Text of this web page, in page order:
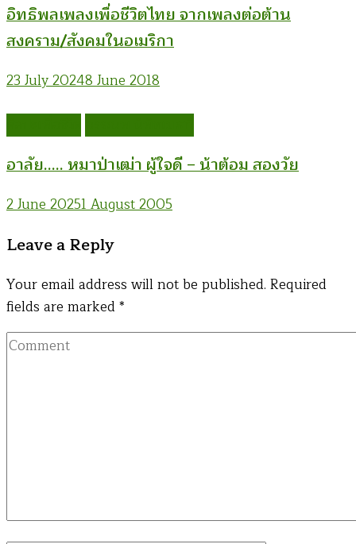
อิทธิพลเพลงเพื่อชีวิตไทย จากเพลงต่อต้าน
สงคราม/สังคมในอเมริกา
23 July 20248 June 2018
อาลัย….. หมาป่าเฒ่า ผู้ใจดี – น้าต้อม สองวัย
2 June 20251 August 2005
Leave a Reply
Your email address will not be published. Required
fields are marked *
Comment